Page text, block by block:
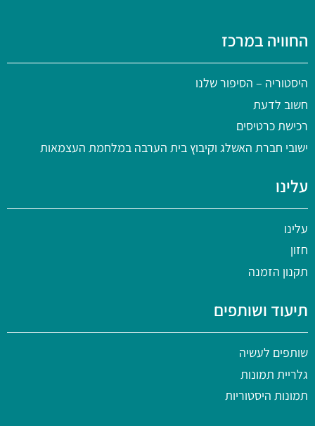
החוויה במרכז
היסטוריה – הסיפור שלנו
חשוב לדעת
רכישת כרטיסים
ישובי חברת האשלג וקיבוץ בית הערבה במלחמת העצמאות
עלינו
עלינו
חזון
תקנון הזמנה
תיעוד ושותפים
שותפים לעשיה
גלריית תמונות
תמונות היסטוריות